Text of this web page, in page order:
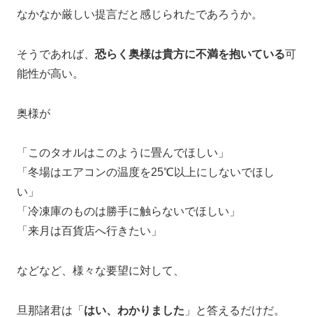
なかなか厳しい提言だと感じられたであろうか。
そうであれば、 恐らく奥様は貴方に不満を抱いている可
能性が高い。
奥様が
「このタオルはこのように畳んでほしい」
「冬場はエアコンの温度を25℃以上にしないでほし
い」
「冷凍庫のものは勝手に触らないでほしい」
「来月は百貨店へ行きたい」
などなど、様々な要望に対して、
旦那諸君は「 はい、わかりました 」と答えるだけだ。